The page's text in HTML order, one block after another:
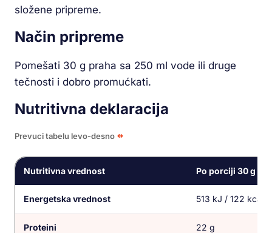
složene pripreme.
Način pripreme
Pomešati 30 g praha sa 250 ml vode ili druge
tečnosti i dobro promućkati.
Nutritivna deklaracija
Prevuci tabelu levo-desno
Nutritivna vrednost Po porciji 30 g
Energetska vrednost 513 kJ / 122 kcal
Proteini 22 g